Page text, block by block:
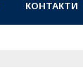
КОНТАКТИ